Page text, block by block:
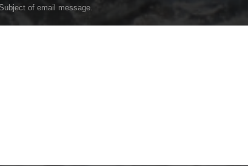
Subject of email message.